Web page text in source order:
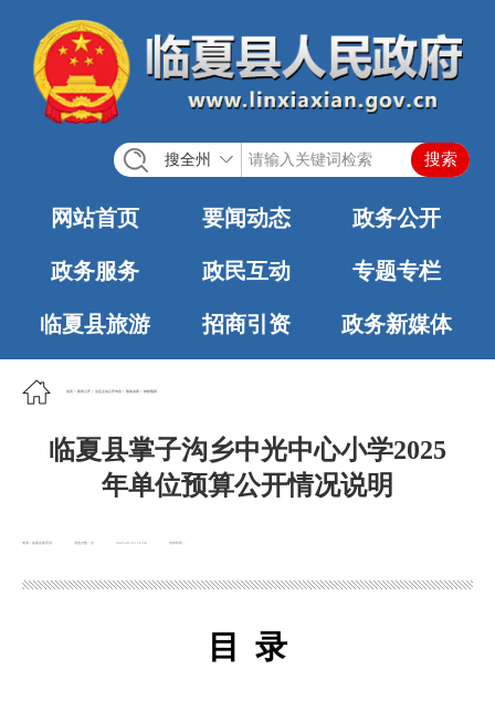
搜全州
网站首页 要闻动态 政务公开
政务服务 政民互动 专题专栏
临夏县旅游 招商引资 政务新媒体
首页 政务公开 法定主动公开内容 预算决算 财政预算
临夏县掌子沟乡中光中心小学2025
年单位预算公开情况说明
来源：临夏县教育局 浏览次数： 发布时间：
2025-01-25 16:38
目 录